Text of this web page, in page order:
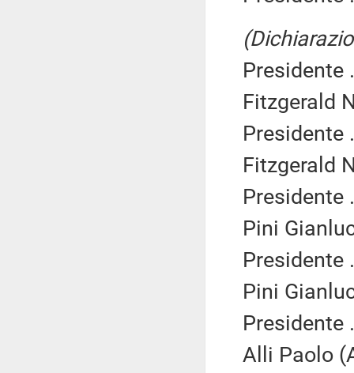
Presidente
Fitzgerald
Presidente
Fitzgerald
Presidente
Pini
Presidente
Pini
Presidente
Alli Paolo